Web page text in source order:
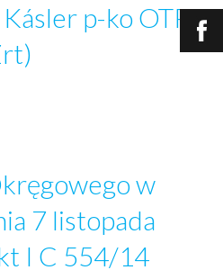
p-ko OTP
w
7 listopada
I C 554/14